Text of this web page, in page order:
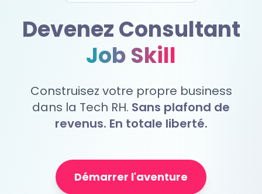
Devenez Consultant
Job Skill
Construisez votre propre business
dans la Tech RH. Sans plafond de
revenus. En totale liberté.
Démarrer l'aventure